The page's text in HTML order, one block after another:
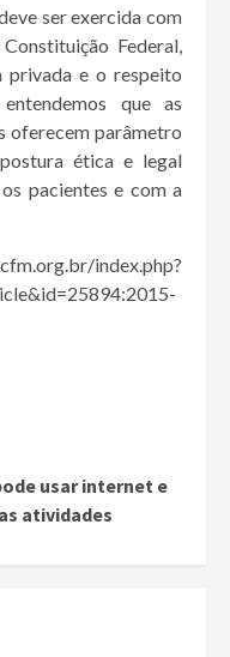
ser exercida com
Federal,
privada e o respeito
que as
oferecem parâmetro
ética e legal
pacientes e com a
index.php?
usar internet e
atividades